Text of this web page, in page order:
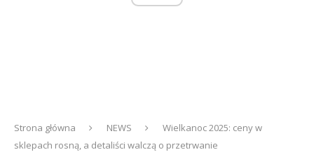
Strona główna NEWS
Wielkanoc 2025: ceny w
sklepach rosną, a detaliści walczą o przetrwanie